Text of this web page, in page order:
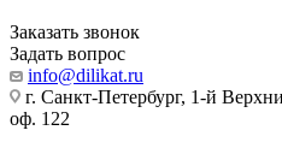
Заказать звонок
Задать вопрос
info@dilikat.ru
г. Санкт-Петербург, 1-й
оф. 122